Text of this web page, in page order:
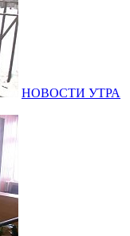
НОВОСТИ УТРА